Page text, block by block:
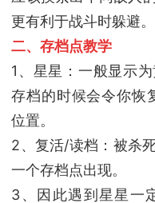
更有利于战斗时躲避。
二、存档点教学
1、星星：一般显示
存档的时候会令你恢
位置。
2、复活/读档：被杀
一个存档点出现。
3、因此遇到星星一